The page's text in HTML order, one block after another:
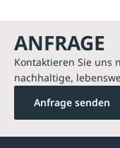
ANFRAGE
Kontaktieren Sie uns
nachhaltige,
Anfrage senden